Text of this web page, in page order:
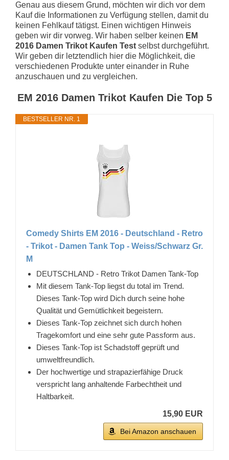
Genau aus diesem Grund, möchten wir dich vor dem
Kauf die Informationen zu Verfügung stellen, damit du
keinen Fehlkauf tätigst. Einen wichtigen Hinweis
geben wir dir vorweg. Wir haben selber keinen EM
2016 Damen Trikot Kaufen Test selbst durchgeführt.
Wir geben dir letztendlich hier die Möglichkeit, die
verschiedenen Produkte unter einander in Ruhe
anzuschauen und zu vergleichen.
EM 2016 Damen Trikot Kaufen Die Top 5
BESTSELLER NR. 1
Comedy Shirts EM 2016 - Deutschland - Retro
- Trikot - Damen Tank Top - Weiss/Schwarz Gr.
M
DEUTSCHLAND - Retro Trikot Damen Tank-Top
Mit diesem Tank-Top liegst du total im Trend.
Dieses Tank-Top wird Dich durch seine hohe
Qualität und Gemütlichkeit begeistern.
Dieses Tank-Top zeichnet sich durch hohen
Tragekomfort und eine sehr gute Passform aus.
Dieses Tank-Top ist Schadstoff geprüft und
umweltfreundlich.
Der hochwertige und strapazierfähige Druck
verspricht lang anhaltende Farbechtheit und
Haltbarkeit.
15,90 EUR
Bei Amazon anschauen